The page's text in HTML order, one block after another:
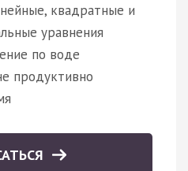
квадратные и
уравнения
по воде
продуктивно